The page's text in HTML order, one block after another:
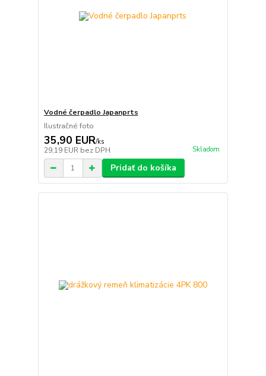
Vodné čerpadlo Japanprts
Ilustračné foto
35,90 EUR/ks
29,19 EUR bez DPH Skladom
Pridať do košíka